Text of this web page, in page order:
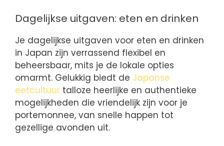
Dagelijkse uitgaven: eten en drinken
Je dagelijkse uitgaven voor eten en drinken
in Japan zijn verrassend flexibel en
beheersbaar, mits je de lokale opties
omarmt. Gelukkig biedt de Japanse
eetcultuur talloze heerlijke en authentieke
mogelijkheden die vriendelijk zijn voor je
portemonnee, van snelle happen tot
gezellige avonden uit.